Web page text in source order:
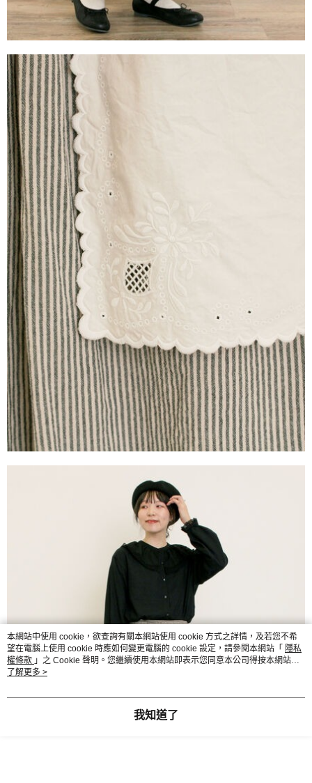
本網站中使用 cookie，欲查詢有關本網站使用 cookie 方式之詳情，及若您不希
望在電腦上使用 cookie 時應如何變更電腦的 cookie 設定，請參閱本網站「 隱私
權條款 」之 Cookie 聲明。您繼續使用本網站即表示您同意本公司得按本網站使
用條款之 Cookie 聲明使用 cookie。
了解更多 >
我知道了